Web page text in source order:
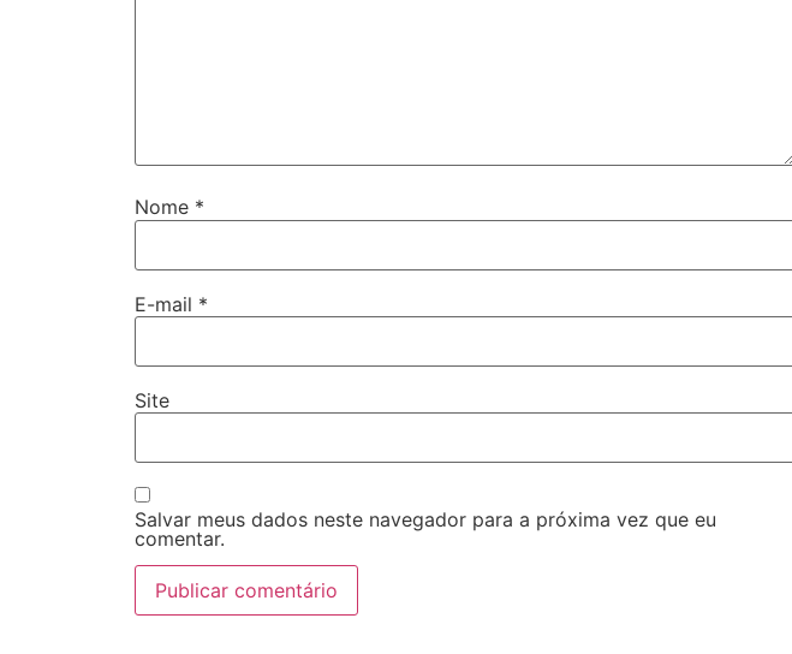
Nome *
E-mail *
Site
Salvar meus dados neste navegador para a próxima vez que eu
comentar.